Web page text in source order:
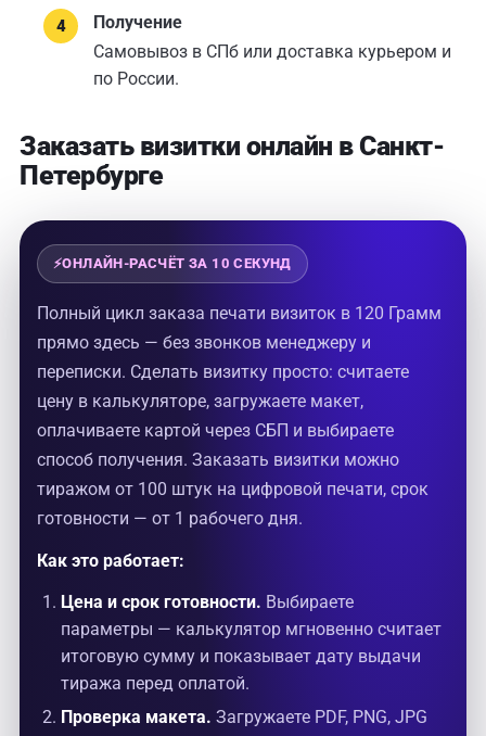
Получение
Самовывоз в СПб или доставка курьером и
по России.
Заказать визитки онлайн в Санкт-
Петербурге
Полный цикл заказа печати визиток в 120 Грамм
прямо здесь — без звонков менеджеру и
переписки. Сделать визитку просто: считаете
цену в калькуляторе, загружаете макет,
оплачиваете картой через СБП и выбираете
способ получения. Заказать визитки можно
тиражом от 100 штук на цифровой печати, срок
готовности — от 1 рабочего дня.
Как это работает:
Цена и срок готовности. Выбираете
параметры — калькулятор мгновенно считает
итоговую сумму и показывает дату выдачи
тиража перед оплатой.
Проверка макета. Загружаете PDF, PNG, JPG